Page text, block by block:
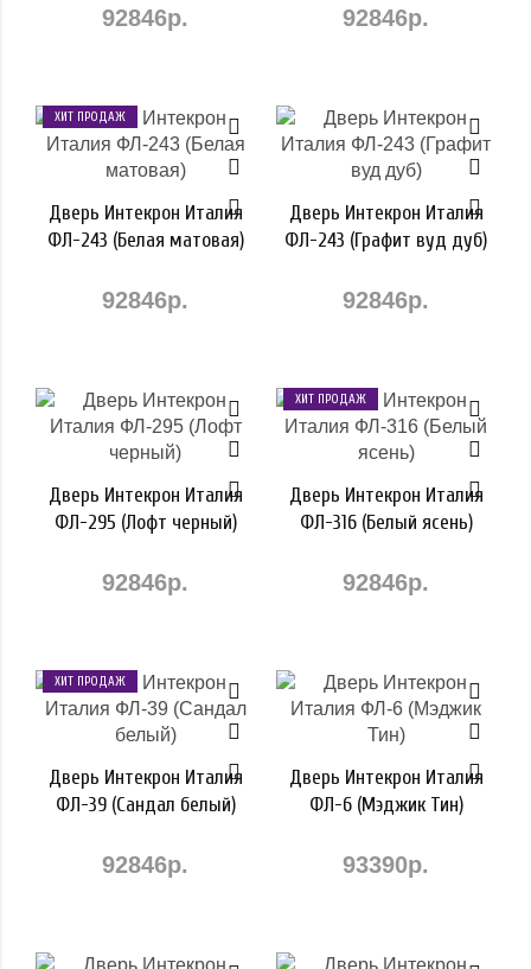
92846р. 92846р.
ХИТ ПРОДАЖ
Дверь Интекрон Италия
ФЛ-243 (Белая матовая)
92846р.
Дверь Интекрон Италия
ФЛ-243 (Графит вуд дуб)
92846р.
Дверь Интекрон Италия
ФЛ-295 (Лофт черный)
92846р.
ХИТ ПРОДАЖ
Дверь Интекрон Италия
ФЛ-316 (Белый ясень)
92846р.
ХИТ ПРОДАЖ
Дверь Интекрон Италия
ФЛ-39 (Сандал белый)
92846р.
Дверь Интекрон Италия
ФЛ-6 (Мэджик Тин)
93390р.